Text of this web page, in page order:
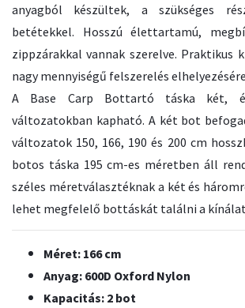
anyagból készültek, a szükséges
betétekkel. Hosszú élettartamú,
zippzárakkal vannak szerelve. Praktikus
nagy mennyiségű felszerelés
A Base Carp Bottartó táska két,
változatokban kapható. A két bot
változatok 150, 166, 190 és 200 cm
botos táska 195 cm-es méretben áll
széles méretválasztéknak a két és
lehet megfelelő bottáskát találni a
Méret: 166 cm
Anyag: 600D Oxford Nylon
Kapacitás: 2 bot